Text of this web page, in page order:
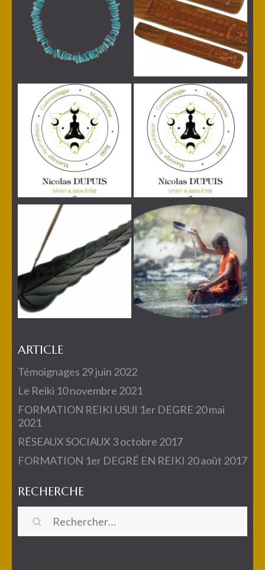
ARTICLE
Témoignages 29 juin 2022
Le Reiki 10 novembre 2021
FORMATION REIKI USUI 1er DEGRE 20 mai
2021
RÉSEAUX SOCIAUX 3 octobre 2017
FORMATION 1er DEGRÉ EN REIKI 20 août 2017
RECHERCHE
Rechercher :